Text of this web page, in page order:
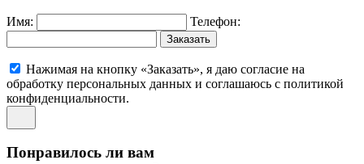
Имя: Телефон:
Заказать
Нажимая на кнопку «Заказать», я даю согласие на
обработку персональных данных и соглашаюсь c политикой
конфиденциальности.
Понравилось ли вам